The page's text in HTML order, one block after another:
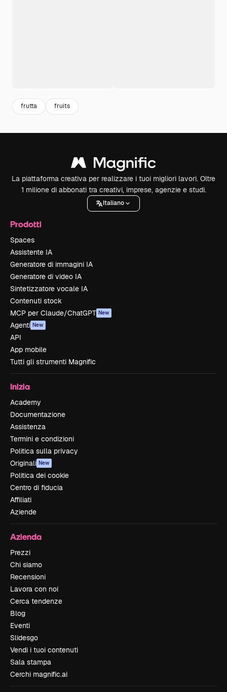
frutta fruits
La piattaforma creativa per realizzare i tuoi migliori lavori. Oltre
1 milione di abbonati tra creativi, imprese, agenzie e studi.
Italiano
Prodotti
Spaces
Assistente IA
Generatore di immagini IA
Generatore di video IA
Sintetizzatore vocale IA
Contenuti stock
MCP per Claude/ChatGPT New
Agenti New
API
App mobile
Tutti gli strumenti Magnific
Inizia
Academy
Documentazione
Assistenza
Termini e condizioni
Politica sulla privacy
Originali New
Politica dei cookie
Centro di fiducia
Affiliati
Aziende
Azienda
Prezzi
Chi siamo
Recensioni
Lavora con noi
Cerca tendenze
Blog
Eventi
Slidesgo
Vendi i tuoi contenuti
Sala stampa
Cerchi magnific.ai